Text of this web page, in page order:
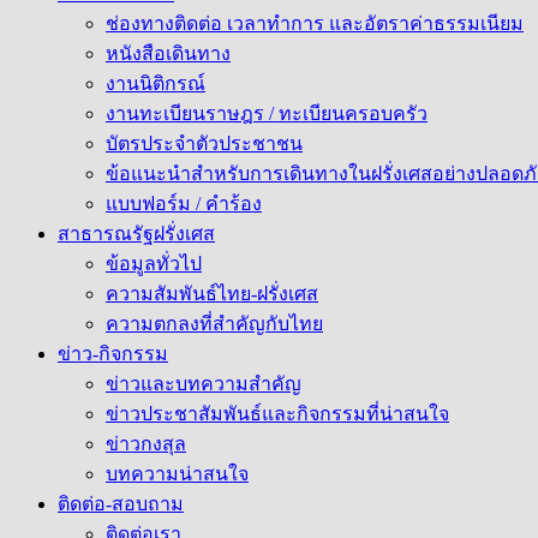
ช่องทางติดต่อ เวลาทำการ และอัตราค่าธรรมเนียม
หนังสือเดินทาง
งานนิติกรณ์
งานทะเบียนราษฎร / ทะเบียนครอบครัว
บัตรประจำตัวประชาชน
ข้อแนะนำสำหรับการเดินทางในฝรั่งเศสอย่างปลอด
แบบฟอร์ม / คำร้อง
สาธารณรัฐฝรั่งเศส
ข้อมูลทั่วไป
ความสัมพันธ์ไทย-ฝรั่งเศส
ความตกลงที่สำคัญกับไทย
ข่าว-กิจกรรม
ข่าวและบทความสำคัญ
ข่าวประชาสัมพันธ์และกิจกรรมที่น่าสนใจ
ข่าวกงสุล
บทความน่าสนใจ
ติดต่อ-สอบถาม
ติดต่อเรา